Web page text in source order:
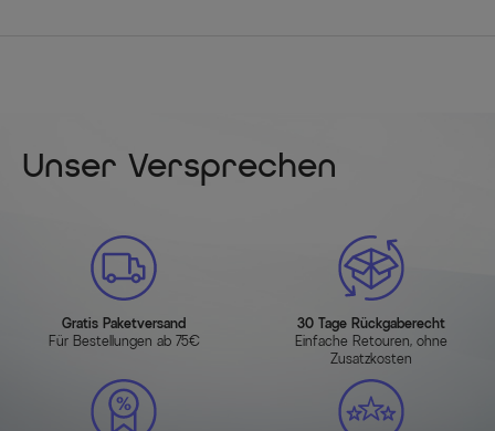
Unser Versprechen
Gratis Paketversand
Für Bestellungen ab 75€
30 Tage Rückgaberecht
Einfache Retouren, ohne
Zusatzkosten